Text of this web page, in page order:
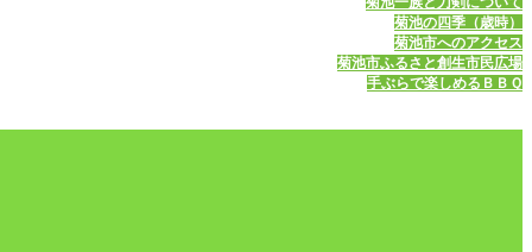
菊池の四季（歳時）
菊池市へのアクセス
菊池市ふるさと創生市民広場
手ぶらで楽しめるＢＢＱ